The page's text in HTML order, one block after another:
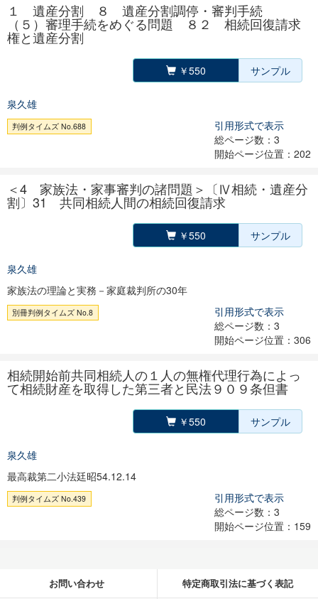
１ 遺産分割 ８ 遺産分割調停・審判手続
（５）審理手続をめぐる問題 ８２ 相続回復請求
権と遺産分割
￥550 サンプル
泉久雄
判例タイムズ No.688
引用形式で表示
総ページ数：3
開始ページ位置：202
＜4 家族法・家事審判の諸問題＞〔Ⅳ相続・遺産分
割〕31 共同相続人間の相続回復請求
￥550 サンプル
泉久雄
家族法の理論と実務－家庭裁判所の30年
別冊判例タイムズ No.8
引用形式で表示
総ページ数：3
開始ページ位置：306
相続開始前共同相続人の１人の無権代理行為によっ
て相続財産を取得した第三者と民法９０９条但書
￥550 サンプル
泉久雄
最高裁第二小法廷昭54.12.14
判例タイムズ No.439
引用形式で表示
総ページ数：3
開始ページ位置：159
お問い合わせ 特定商取引法に基づく表記